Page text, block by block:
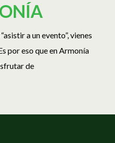
a un evento”, vienes
por eso que en Armonía
de